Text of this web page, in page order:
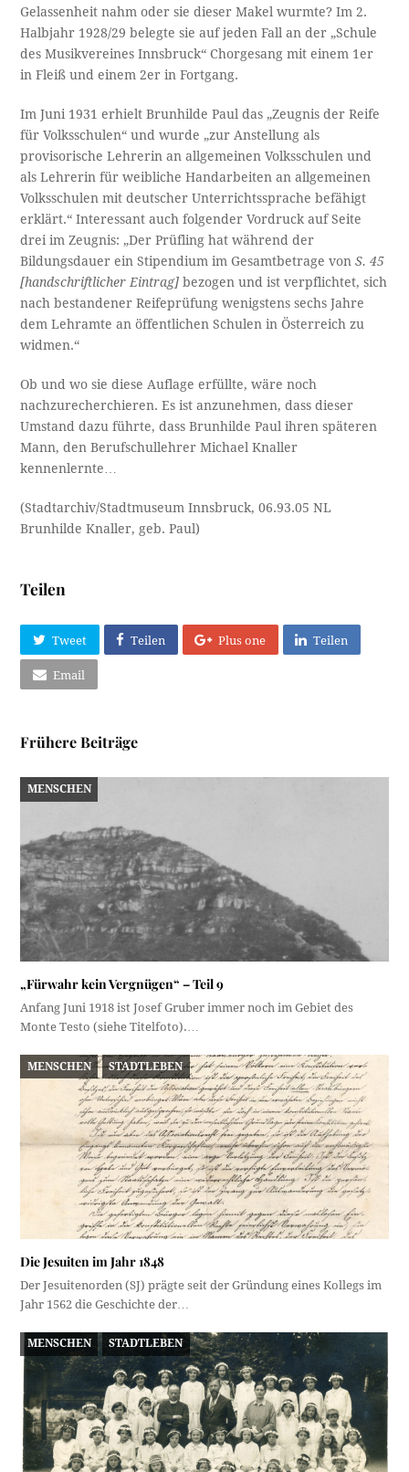
Gelassenheit nahm oder sie dieser Makel wurmte? Im 2.
Halbjahr 1928/29 belegte sie auf jeden Fall an der „Schule
des Musikvereines Innsbruck“ Chorgesang mit einem 1er
in Fleiß und einem 2er in Fortgang.
Im Juni 1931 erhielt Brunhilde Paul das „Zeugnis der Reife
für Volksschulen“ und wurde „zur Anstellung als
provisorische Lehrerin an allgemeinen Volksschulen und
als Lehrerin für weibliche Handarbeiten an allgemeinen
Volksschulen mit deutscher Unterrichtssprache befähigt
erklärt.“ Interessant auch folgender Vordruck auf Seite
drei im Zeugnis: „Der Prüfling hat während der
Bildungsdauer ein Stipendium im Gesamtbetrage vonS. 45
[handschriftlicher Eintrag] bezogen und ist verpflichtet, sich
nach bestandener Reifeprüfung wenigstens sechs Jahre
dem Lehramte an öffentlichen Schulen in Österreich zu
widmen.“
Ob und wo sie diese Auflage erfüllte, wäre noch
nachzurecherchieren. Es ist anzunehmen, dass dieser
Umstand dazu führte, dass Brunhilde Paul ihren späteren
Mann, den Berufschullehrer Michael Knaller
kennenlernte…
(Stadtarchiv/Stadtmuseum Innsbruck, 06.93.05 NL
Brunhilde Knaller, geb. Paul)
Teilen
Tweet Teilen Plus one Teilen
Email
Frühere Beiträge
MENSCHEN
„Fürwahr kein Vergnügen“ – Teil 9
Anfang Juni 1918 ist Josef Gruber immer noch im Gebiet des
Monte Testo (siehe Titelfoto).…
MENSCHEN STADTLEBEN
Die Jesuiten im Jahr 1848
Der Jesuitenorden (SJ) prägte seit der Gründung eines Kollegs im
Jahr 1562 die Geschichte der…
MENSCHEN STADTLEBEN